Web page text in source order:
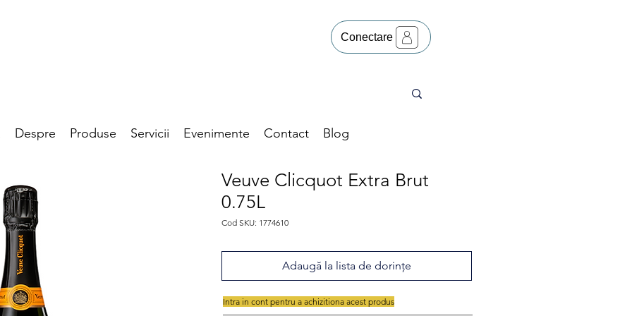
Conectare
Despre Produse Servicii Evenimente Contact Blog
Veuve Clicquot Extra Brut
0.75L
Cod SKU: 1774610
Adaugă la lista de dorințe
Intra in cont pentru a achizitiona acest produs